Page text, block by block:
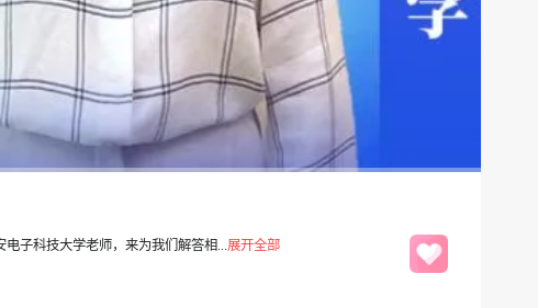
子科技大学老师，来为我们解答相... 展开全部